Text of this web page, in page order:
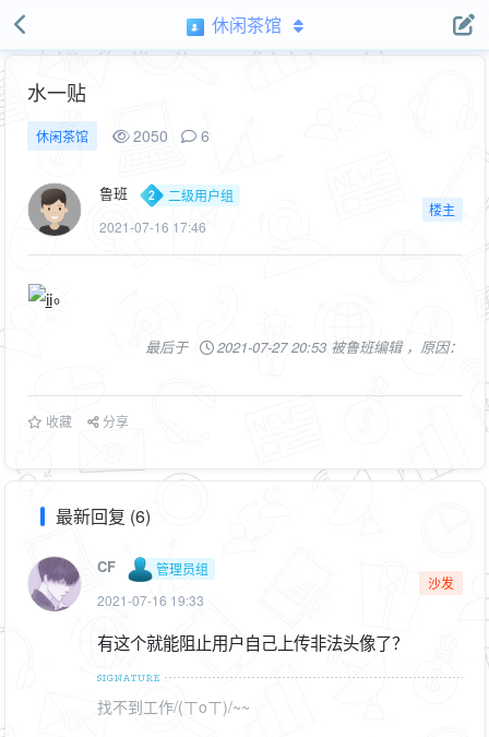
休闲茶馆
水一贴
休闲茶馆 2050 6
鲁班
二级用户组
2021-07-16 17:46
楼主
。
最后于 2021-07-27 20:53 被鲁班编辑 ，原因：
收藏 分享
最新回复 (6)
CF
管理员组
2021-07-16 19:33
沙发
有这个就能阻止用户自己上传非法头像了？
找不到工作/(ㄒoㄒ)/~~